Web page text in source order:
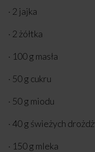
· 2 jajka
· 2 żółtka
· 100 g masła
· 50 g cukru
· 50 g miodu
· 40 g świeżych
· 150 g mleka